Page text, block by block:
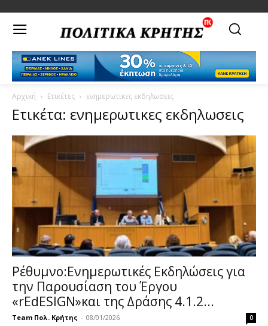
Αρχική Ετικέτες ενημερωτικες εκδηλωσεις
Ετικέτα: ενημερωτικες εκδηλωσεις
Ρέθυμνο:Ενημερωτικές Εκδηλώσεις για
την Παρουσίαση του Έργου
«rEdESIGN»και της Δράσης 4.1.2...
Team Πολ. Κρήτης - 08/01/2026 0